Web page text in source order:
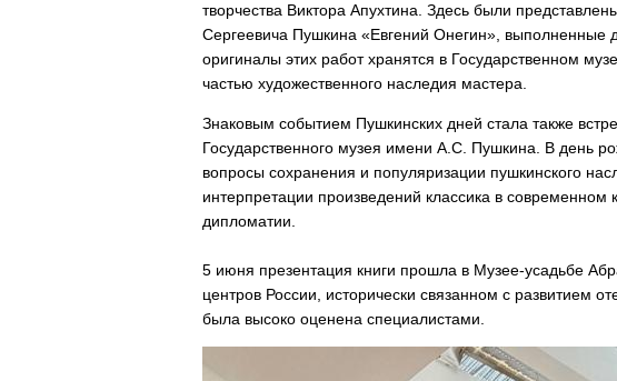
творчества Виктора Апухтина. Здесь были
Сергеевича Пушкина «Евгений Онегин», выполненные
оригиналы этих работ хранятся в Государственном
частью художественного наследия мастера.
Знаковым событием Пушкинских дней стала также
Государственного музея имени А.С. Пушкина. В день
вопросы сохранения и популяризации пушкинского
интерпретации произведений классика в современном
дипломатии.
5 июня презентация книги прошла в Музее-усадьбе
центров России, исторически связанном с развитием
была высоко оценена специалистами.